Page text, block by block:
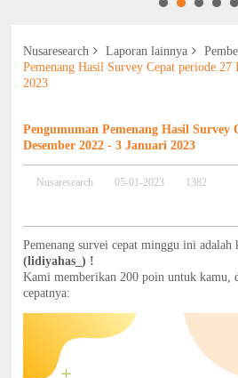
Nusaresearch Laporan lainnya
Pemenang Hasil Survey Cepat periode 27
2023
Pengumuman Pemenang Hasil Survey
Desember 2022 - 3 Januari 2023
Nusaresearch 05-01-2023 1382
Pemenang survei cepat minggu ini adalah
(lidiyahas_) !
Kami memberikan 200 poin untuk kamu,
cepatnya: